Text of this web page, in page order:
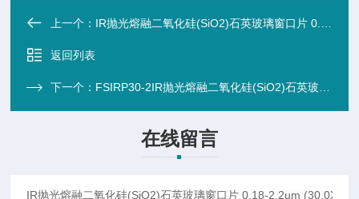
上一个： IR抛光熔融二氧化硅(SiO2)石英玻璃窗口片 0.18-2.2um (50.0X10mm圆形窗片)
返回列表
下一个： FSIRP30-2IR抛光熔融二氧化硅(SiO2)石英玻璃窗口片 0.18-2.2um (30.0X2.0mm圆形窗片
在线留言